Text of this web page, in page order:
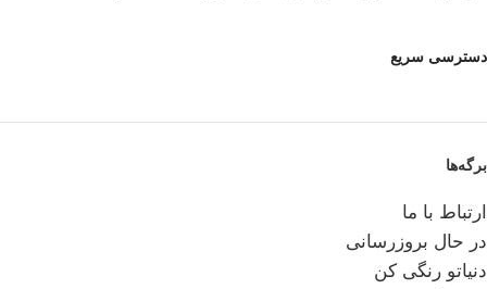
دسترسی سریع
برگه‌ها
ارتباط با ما
در حال بروزرسانی
دنیاتو رنگی کن